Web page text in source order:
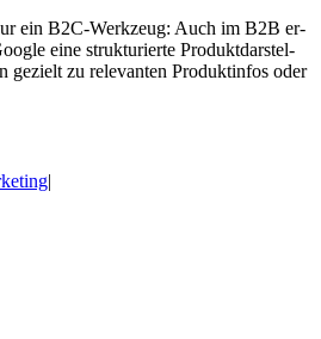
ein B2C-Werk­zeug: Auch im B2B er­
eine struk­tu­rier­te Pro­dukt­dar­stel­
ge­zielt zu re­le­van­ten Pro­dukt­in­fos oder
|